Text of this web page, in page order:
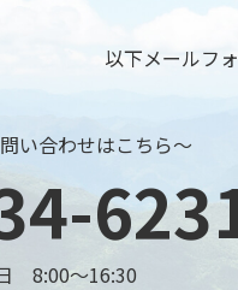
以下メールフ
い合わせはこちら～
8:00～16:30